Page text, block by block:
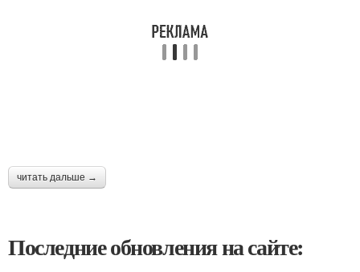
читать дальше →
Последние обновления на сайте: